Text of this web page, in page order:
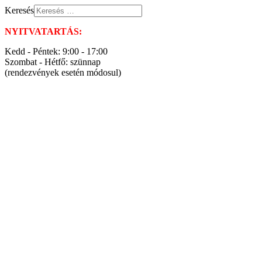
Keresés
NYITVATARTÁS:
Kedd - Péntek: 9:00 - 17:00
Szombat - Hétfő: szünnap
(rendezvények esetén módosul)